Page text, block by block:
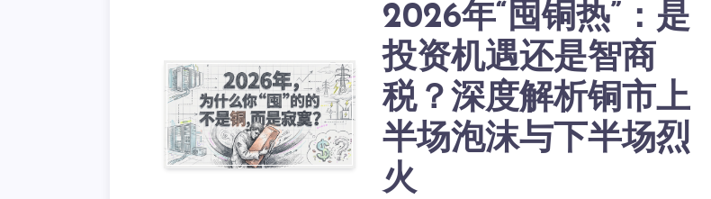
2026年“囤铜热”：是
投资机遇还是智商
税？深度解析铜市上
半场泡沫与下半场烈
火